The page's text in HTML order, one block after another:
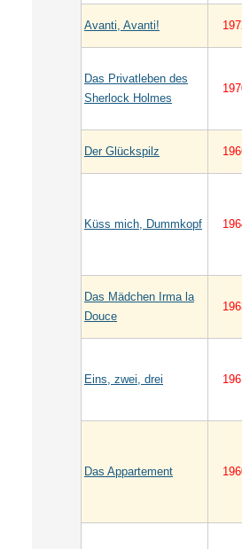
Avanti, Avanti!
Das Privatleben des
Sherlock Holmes
Der Glückspilz
Küss mich, Dummkopf
Das Mädchen Irma la
Douce
Eins, zwei, drei
Das Appartement